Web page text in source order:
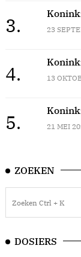
3. 23
4. 13
5. 21 MEI
ZOEKEN
DOSIERS